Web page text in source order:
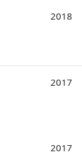
2018
2017
2017